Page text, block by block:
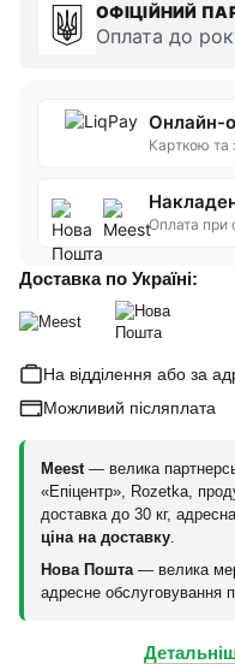
ОФІЦІЙНИЙ
Оплата до
Онлайн-
Карткою та
Оплата при
Доставка по Україні:
На відділення або за
Можливий післяплата
Meest — велика
«Епіцентр», Rozetka,
доставка до 30 кг,
ціна на доставку
Нова Пошта — велика
адресне обслуговування